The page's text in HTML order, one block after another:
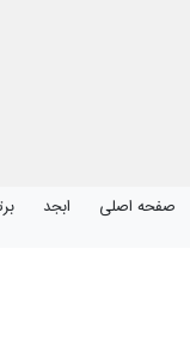
صفحه اصلی ابجد